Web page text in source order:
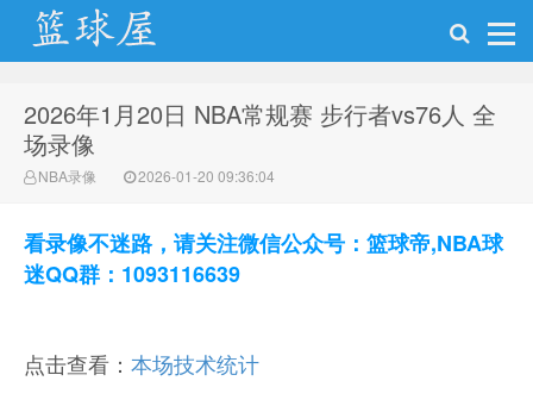
NBA录像网
2026年1月20日 NBA常规赛 步行者vs76人 全
场录像
NBA录像 2026-01-20 09:36:04
看录像不迷路，请关注微信公众号：篮球帝,NBA球
迷QQ群：1093116639
点击查看： 本场技术统计